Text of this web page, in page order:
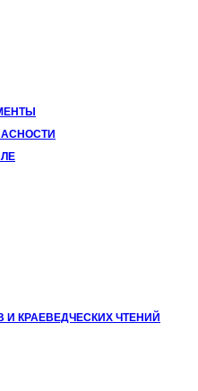
КРАЕВЕДЧЕСКИХ ЧТЕНИЙ